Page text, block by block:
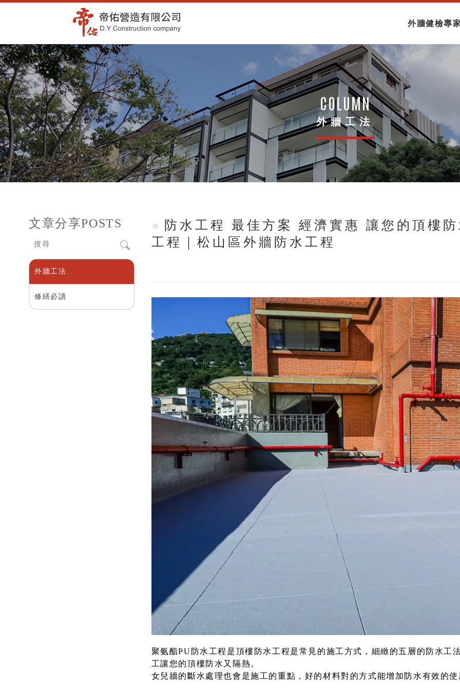
外牆健檢專
FACADE
外牆工法
文章分享POSTS
外牆工法
修繕必讀
防水工程 最佳方案 經濟實惠 讓您的頂樓
工程｜松山區外牆防水工程
聚氨酯PU防水工程是頂樓防水工程是常見的施工方式，細緻的五層的防水工
工讓您的頂樓防水又隔熱。
女兒牆的斷水處理也會是施工的重點，好的材料對的方式能增加防水有效的